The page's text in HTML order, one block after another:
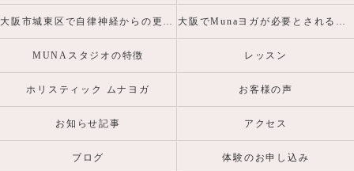
大阪市城東区で自律神経からの更年期・産前産後の心身の不調を整えるヨガピラティスなら 大阪でMunaヨガが必要とされる理由
MUNAスタジオの特徴 レッスン
ホリスティック ムナヨガ お客様の声
お知らせ記事 アクセス
ブログ 体験のお申し込み